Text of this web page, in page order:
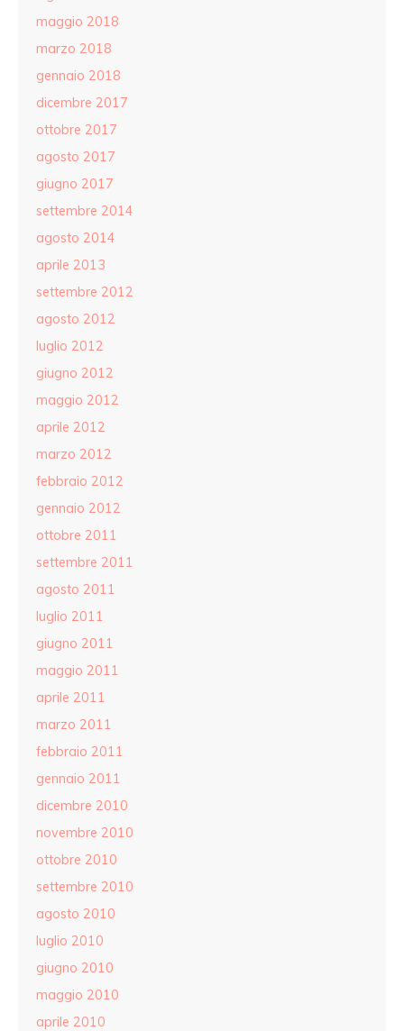
maggio 2018
marzo 2018
gennaio 2018
dicembre 2017
ottobre 2017
agosto 2017
giugno 2017
settembre 2014
agosto 2014
aprile 2013
settembre 2012
agosto 2012
luglio 2012
giugno 2012
maggio 2012
aprile 2012
marzo 2012
febbraio 2012
gennaio 2012
ottobre 2011
settembre 2011
agosto 2011
luglio 2011
giugno 2011
maggio 2011
aprile 2011
marzo 2011
febbraio 2011
gennaio 2011
dicembre 2010
novembre 2010
ottobre 2010
settembre 2010
agosto 2010
luglio 2010
giugno 2010
maggio 2010
aprile 2010